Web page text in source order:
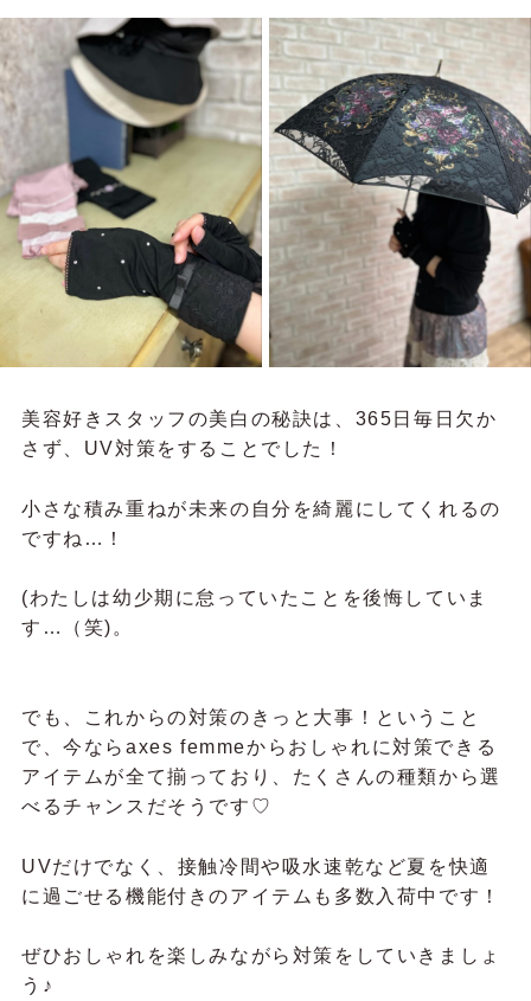
美容好きスタッフの美白の秘訣は、365日毎日欠か
さず、UV対策をすることでした！
小さな積み重ねが未来の自分を綺麗にしてくれるの
ですね…！
(わたしは幼少期に怠っていたことを後悔していま
す…（笑)。
でも、これからの対策のきっと大事！ということ
で、今ならaxes femmeからおしゃれに対策できる
アイテムが全て揃っており、たくさんの種類から選
べるチャンスだそうです♡
UVだけでなく、接触冷間や吸水速乾など夏を快適
に過ごせる機能付きのアイテムも多数入荷中です！
ぜひおしゃれを楽しみながら対策をしていきましょ
う♪